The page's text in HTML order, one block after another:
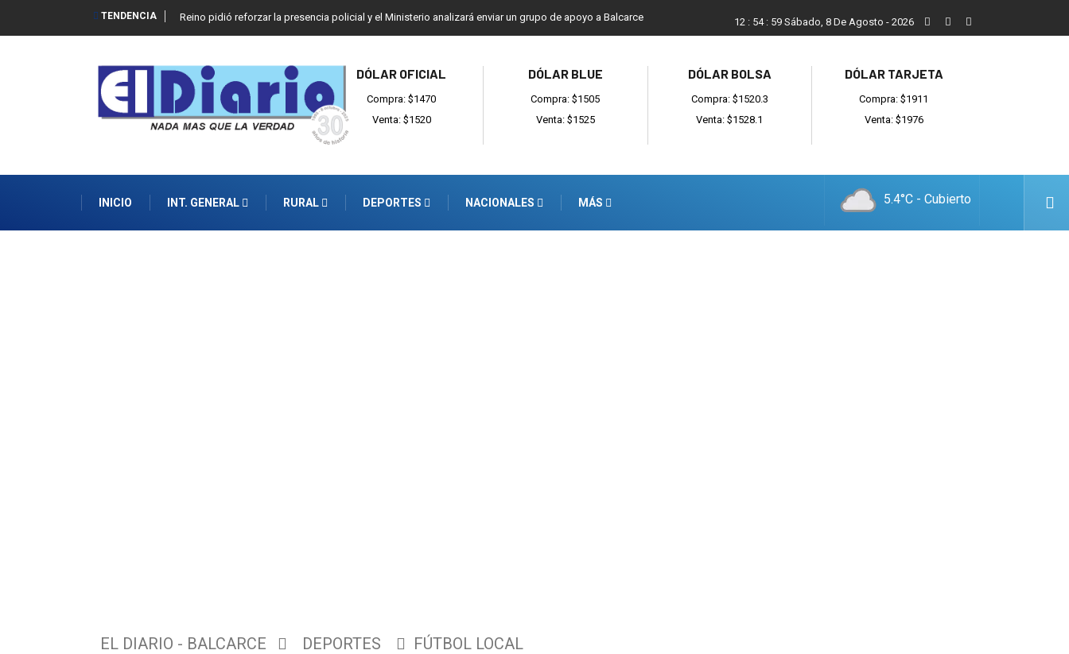
TENDENCIA Reino pidió reforzar la presencia policial y el Ministerio analizará enviar un grupo de apoyo a Balcarce Vecinos, instituciones y concejales se manifestaron contra
12 : 55: 00 Sábado, 8 De Agosto - 2026
DÓLAR OFICIAL
Compra: $1470
Venta: $1520
DÓLAR BLUE
Compra: $1505
Venta: $1525
DÓLAR BOLSA
Compra: $1520.3
Venta: $1528.1
DÓLAR TARJETA
Compra: $1911
Venta: $1976
INICIO INT. GENERAL RURAL DEPORTES NACIONALES MÁS 5.4°C - Cubierto
EL DIARIO - BALCARCE DEPORTES FÚTBOL LOCAL